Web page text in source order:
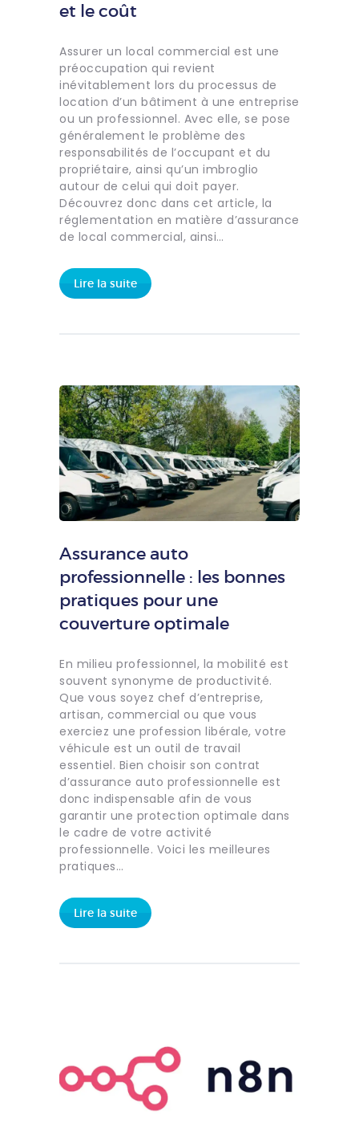
et le coût
Assurer un local commercial est une
préoccupation qui revient
inévitablement lors du processus de
location d’un bâtiment à une entreprise
ou un professionnel. Avec elle, se pose
généralement le problème des
responsabilités de l’occupant et du
propriétaire, ainsi qu’un imbroglio
autour de celui qui doit payer.
Découvrez donc dans cet article, la
réglementation en matière d’assurance
de local commercial, ainsi…
Lire la suite
Assurance auto
professionnelle : les bonnes
pratiques pour une
couverture optimale
En milieu professionnel, la mobilité est
souvent synonyme de productivité.
Que vous soyez chef d’entreprise,
artisan, commercial ou que vous
exerciez une profession libérale, votre
véhicule est un outil de travail
essentiel. Bien choisir son contrat
d’assurance auto professionnelle est
donc indispensable afin de vous
garantir une protection optimale dans
le cadre de votre activité
professionnelle. Voici les meilleures
pratiques…
Lire la suite